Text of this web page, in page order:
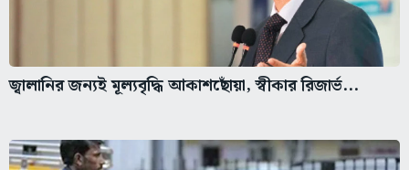
জ্বালানির জন্যই মূল্যবৃদ্ধি আকাশছোঁয়া, স্বীকার রিজার্ভ...